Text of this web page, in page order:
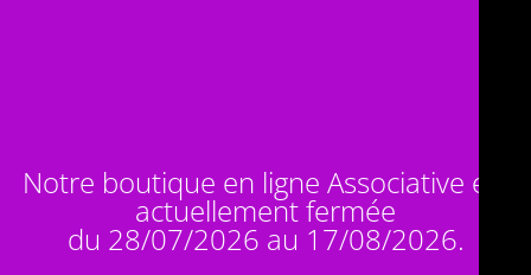
Notre boutique en ligne Associative est
actuellement fermée
du 28/07/2026 au 17/08/2026.